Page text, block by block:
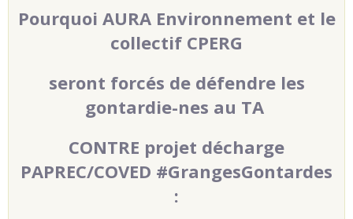
Pourquoi AURA Environnement et le
collectif CPERG
seront forcés de défendre les
gontardie-nes au TA
CONTRE projet décharge
PAPREC/COVED #GrangesGontardes
: